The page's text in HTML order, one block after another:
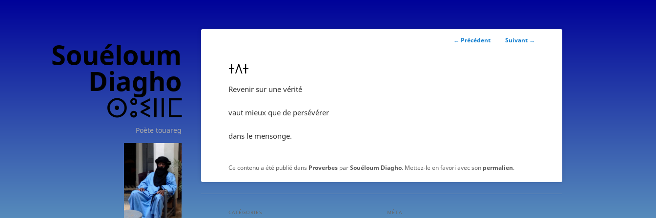
Souéloum
Diagho
ⵙⵓⵉⵏⵏⵎ
Poète touareg
Navigation
← Précédent Suivant →
ⵜⴷⵜ
Revenir sur une vérité
vaut mieux que de persévérer
dans le mensonge.
Ce contenu a été publié dans Proverbes parSouéloum Diagho. Mettez-le en favori avec son permalien.
CATÉGORIES MÉTA